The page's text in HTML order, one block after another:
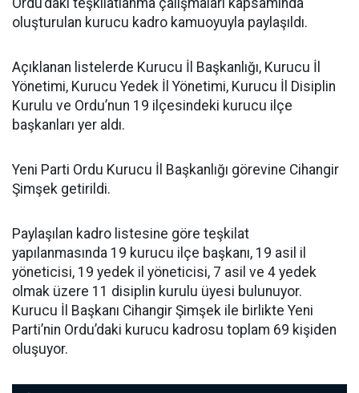
Ordu’daki teşkilatlanma çalışmaları kapsamında
oluşturulan kurucu kadro kamuoyuyla paylaşıldı.
Açıklanan listelerde Kurucu İl Başkanlığı, Kurucu İl
Yönetimi, Kurucu Yedek İl Yönetimi, Kurucu İl Disiplin
Kurulu ve Ordu’nun 19 ilçesindeki kurucu ilçe
başkanları yer aldı.
Yeni Parti Ordu Kurucu İl Başkanlığı görevine Cihangir
Şimşek getirildi.
Paylaşılan kadro listesine göre teşkilat
yapılanmasında 19 kurucu ilçe başkanı, 19 asil il
yöneticisi, 19 yedek il yöneticisi, 7 asil ve 4 yedek
olmak üzere 11 disiplin kurulu üyesi bulunuyor.
Kurucu İl Başkanı Cihangir Şimşek ile birlikte Yeni
Parti’nin Ordu’daki kurucu kadrosu toplam 69 kişiden
oluşuyor.